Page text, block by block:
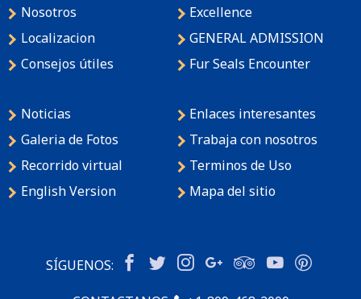
Nosotros
Localizacion
Consejos útiles
Excellence
GENERAL ADMISSION
Fur Seals Encounter
Noticias
Galeria de Fotos
Recorrido virtual
English Version
Enlaces interesantes
Trabaja con nosotros
Terminos de Uso
Mapa del sitio
SÍGUENOS: